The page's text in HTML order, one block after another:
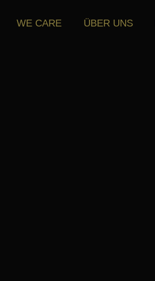
WE CARE ÜBER UNS